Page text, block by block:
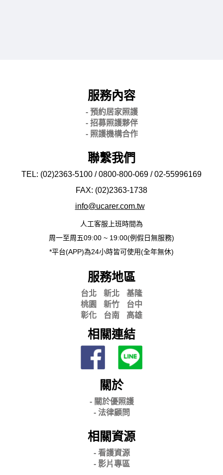
服務內容
- 預約居家照護
- 招募照護夥伴
- 照護機構合作
聯繫我們
TEL: (02)2363-5100 / 0800-800-069 / 02-55996169
FAX: (02)2363-1738
info@ucarer.com.tw
人工客服上班時間為
周一至周五09:00 ~ 19:00(例假日無服務)
*平台(APP)為24小時皆可使用(全年無休)
服務地區
台北 新北
基隆
桃園
新竹
台中
彰化
台南 高雄
相關連結
關於
- 關於優照護
- 法律顧問
相關資源
- 看護資源
- 影片專區